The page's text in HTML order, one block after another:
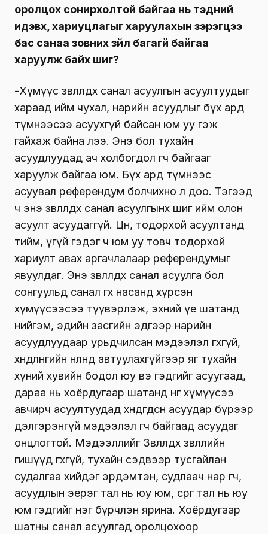
оролцох сонирхолтой байгаа нь тэдний
идэвх, хариуцлагыг харуулахын зэрэгцээ
бас санаа зовних зүйл багагүй байгаа
харуулж байх шиг?
-Хүмүүс зөвлөлдөх санал асуулгын асуултуудыг
хараад ийм чухал, нарийн асуудлыг бүх ард
түмнээсээ асуухгүй байсан юм уу гэж
гайхаж байна лээ. Энэ бол тухайн
асуудлуудад ач холбогдол өгч байгааг
харуулж байгаа юм. Бүх ард түмнээс
асуувал референдум болчихно л доо. Тэгээд
ч энэ зөвлөлдөх санал асуулгынх шиг ийм олон
асуулт асуудаггүй. Цөөн, тодорхой асуултанд
тийм, үгүй гэдэг ч юм уу товч тодорхой
хариулт авах аргачлалаар референдумыг
явуулдаг. Энэ зөвлөлдөх санал асуулга бол
сонгуульд санал өгөх насанд хүрсэн
хүмүүсээсээ түүвэрлэж, эхний үе шатанд
нийгэм, эдийн засгийн эдгээр нарийн
асуудлуудаар урьдчилсан мэдээлэл өгөхгүй,
хөндлөнгийн нөлөөнд автуулахгүйгээр яг тухайн
хүний хувийн бодол юу вэ гэдгийг асуугаад,
дараа нь хоёрдугаар шатанд нөгөө хүмүүсээ
авчирч асуултуудад хөндөгдсөн асуудар бүрээр
дэлгэрэнгүй мэдээлэл өгч байгаад асуудаг
онцлогтой. Мэдээллийг Зөвлөлдөх зөвлөлийн
гишүүд өгөхгүй, тухайн сэдвээр тусгайлан
судалгаа хийдэг эрдэмтэн, судлаач нар өгч,
асуудлын эерэг тал нь юу юм, сөрөг тал нь юу
юм гэдгийг нэг бүрчлэн ярина. Хоёрдугаар
шатны санал асуулгад оролцохоор